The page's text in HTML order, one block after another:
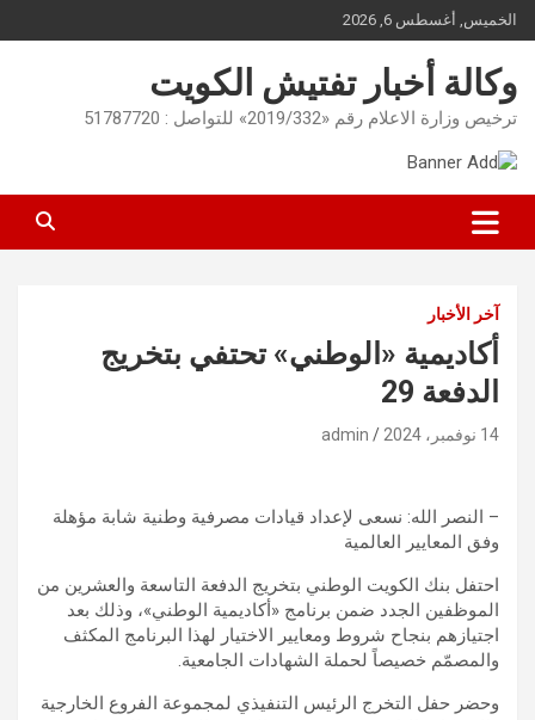
Skip
to
content
الخميس, أغسطس 6, 2026
وكالة أخبار تفتيش الكويت
ترخيص وزارة الاعلام رقم «2019/332» للتواصل : 51787720
آخر الأخبار
أكاديمية «الوطني» تحتفي بتخريج
الدفعة 29
14 نوفمبر، 2024 admin
– النصر الله: نسعى لإعداد قيادات مصرفية وطنية شابة مؤهلة
وفق المعايير العالمية
احتفل بنك الكويت الوطني بتخريج الدفعة التاسعة والعشرين من
الموظفين الجدد ضمن برنامج «أكاديمية الوطني»، وذلك بعد
اجتيازهم بنجاح شروط ومعايير الاختيار لهذا البرنامج المكثف
والمصمّم خصيصاً لحملة الشهادات الجامعية.
وحضر حفل التخرج الرئيس التنفيذي لمجموعة الفروع الخارجية